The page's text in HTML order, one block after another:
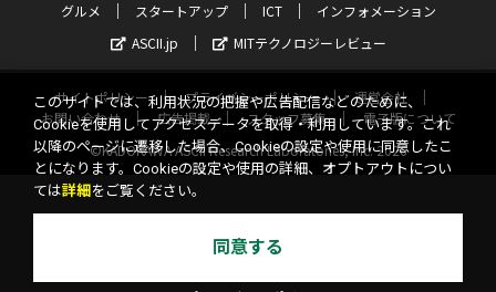
グルメ
スタートアップ ICT
インフォメーション
ASCII.jp
MITテクノロジーレビュー
サイトポリシー プライバシーポリシー
運営会社
お問い合わせ
広告掲載 スタッフ募集
電子版について
©KADOKAWA ASCII Research Laboratories, Inc. 2026
このサイトでは、利用状況の把握や広告配信などのために、
Cookieを使用してアクセスデータを取得・利用しています。これ
以降のページに遷移した場合、Cookieの設定や使用に同意したこ
とになります。Cookieの設定や使用の詳細、オプトアウトについ
ては詳細 をご覧ください。
同意する